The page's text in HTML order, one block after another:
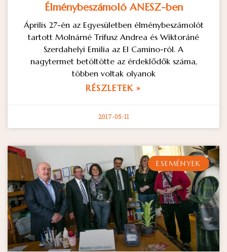
Élménybeszámoló ANESZ-ben
Április 27-én az Egyesületben élménybeszámolót
tartott Molnárné Trifusz Andrea és Wiktoráné
Szerdahelyi Emilia az El Camino-ról. A
nagytermet betöltötte az érdeklődők száma,
többen voltak olyanok
RÉSZLETEK »
2017-05-11
ESEMÉNYEK